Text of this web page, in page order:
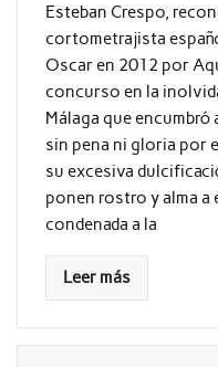
Esteban Crespo,
cortometrajista
Oscar en 2012 por
concurso en la
Málaga que
sin pena ni gloria por
su excesiva
ponen rostro y alma
condenada a la
Leer más